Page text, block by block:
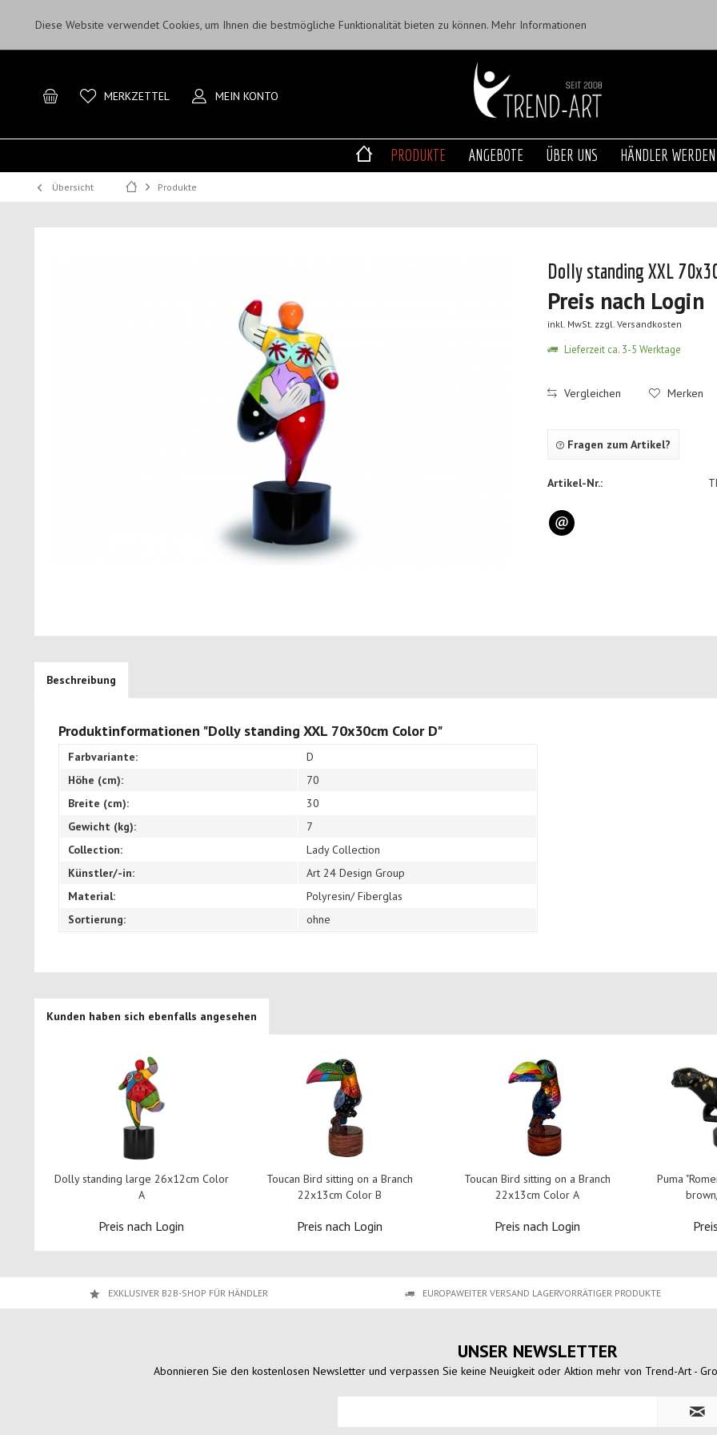
Diese Website verwendet Cookies, um Ihnen die bestmögliche Funktionalität bieten zu können. Mehr Informationen
MERKZETTEL MEIN KONTO
PRODUKTE ANGEBOTE ÜBER UNS HÄNDLER WERDEN
Übersicht Produkte
Dolly standing XXL
Preis nach Login
inkl. MwSt. zzgl. Versandkosten
Lieferzeit ca. 3-5 Werktage
Vergleichen Merken
Fragen zum Artikel?
Artikel-Nr.:
Beschreibung
Produktinformationen "Dolly standing XXL 70x30cm Color D"
Farbvariante:
D
Höhe (cm):
70
Breite (cm):
30
Gewicht (kg):
7
Collection:
Lady Collection
Künstler/-in:
Art 24 Design Group
Material:
Polyresin/ Fiberglas
Sortierung:
ohne
Kunden haben sich ebenfalls angesehen
Dolly standing large 26x12cm Color
A
Preis nach Login
Toucan Bird sitting on a Branch
22x13cm Color B
Preis nach Login
Toucan Bird sitting on a Branch
22x13cm Color A
Preis nach Login
Puma
EXKLUSIVER B2B-SHOP FÜR HÄNDLER EUROPAWEITER VERSAND LAGERVORRÄTIGER PRODUKTE
UNSER NEWSLETTER
Abonnieren Sie den kostenlosen Newsletter und verpassen Sie keine Neuigkeit oder Aktion mehr von Trend-Art -